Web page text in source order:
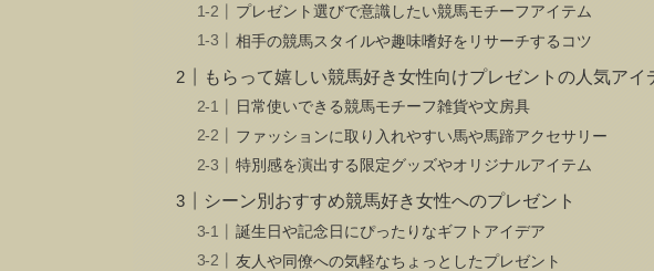
プレゼント選びで意識したい競馬モチーフアイテム
相手の競馬スタイルや趣味嗜好をリサーチするコツ
もらって嬉しい競馬好き女性向けプレゼントの人気アイ
日常使いできる競馬モチーフ雑貨や文房具
ファッションに取り入れやすい馬や馬蹄アクセサリー
特別感を演出する限定グッズやオリジナルアイテム
シーン別おすすめ競馬好き女性へのプレゼント
誕生日や記念日にぴったりなギフトアイデア
友人や同僚への気軽なちょっとしたプレゼント